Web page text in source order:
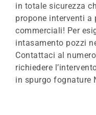
in totale sicurezza
propone interventi a
commerciali! Per
intasamento pozzi
Contattaci al
richiedere
in spurgo fognature